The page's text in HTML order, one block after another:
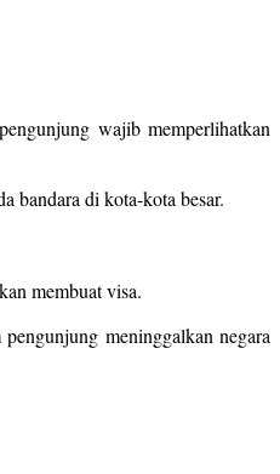
wajib memperlihatkan
bandara di kota-kota besar.
membuat visa.
meninggalkan negara